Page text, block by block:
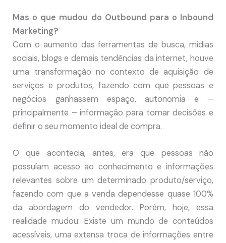
Mas o que mudou do Outbound para o Inbound
Marketing?
Com o aumento das ferramentas de busca, mídias
sociais, blogs e demais tendências da internet, houve
uma transformação no contexto de aquisição de
serviços e produtos, fazendo com que pessoas e
negócios ganhassem espaço, autonomia e –
principalmente – informação para tomar decisões e
definir o seu momento ideal de compra.
O que acontecia, antes, era que pessoas não
possuíam acesso ao conhecimento e informações
relevantes sobre um determinado produto/serviço,
fazendo com que a venda dependesse quase 100%
da abordagem do vendedor. Porém, hoje, essa
realidade mudou: Existe um mundo de conteúdos
acessíveis, uma extensa troca de informações entre